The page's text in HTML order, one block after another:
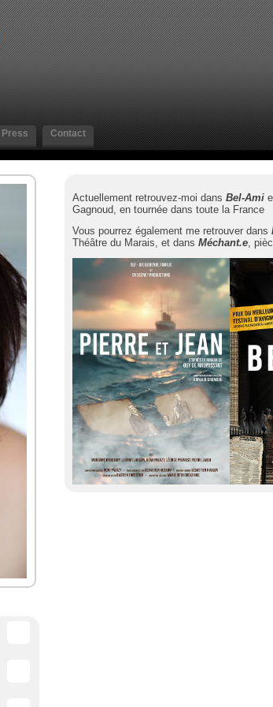
Press Contact
Actuellement retrouvez-moi dans Bel-Ami
Gagnoud, en tournée dans toute la France
Vous pourrez également me retrouver dans
Théâtre du Marais, et dans Méchant.e,